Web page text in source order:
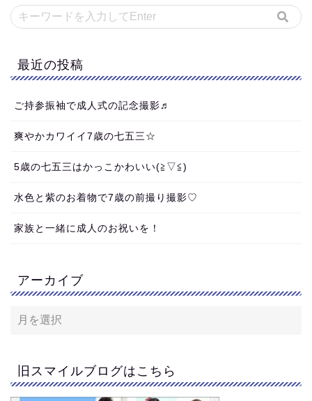
最近の投稿
ご持参振袖で成人式の記念撮影♬
爽やかカワイイ7歳の七五三☆
5歳の七五三はかっこかわいい(≧▽≦)
水色と紫のお着物で7歳の前撮り撮影♡
家族と一緒に成人のお祝いを！
アーカイブ
旧スマイルブログはこちら